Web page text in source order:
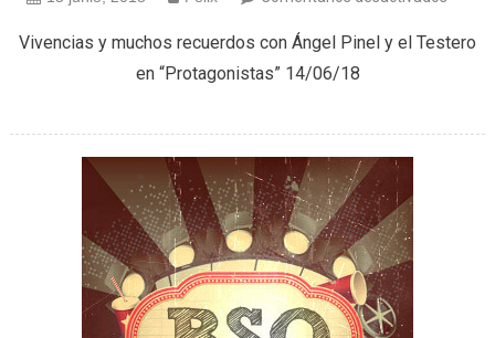
(14/
Vivencias y muchos recuerdos con Ángel Pinel y el Testero
en “Protagonistas” 14/06/18